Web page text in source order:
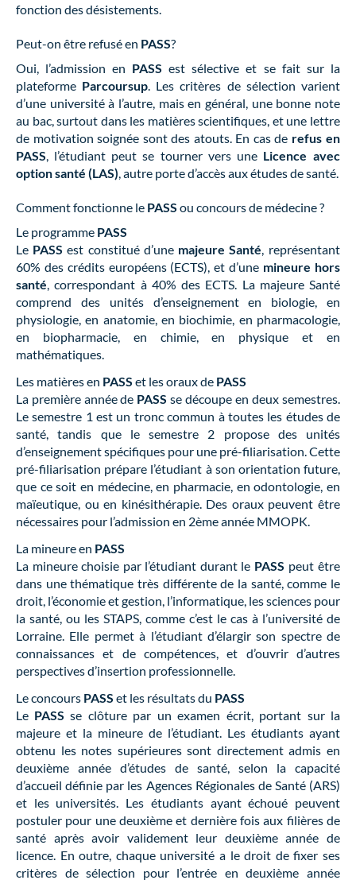
fonction des désistements.
Peut-on être refusé en PASS?
Oui, l’admission en PASS est sélective et se fait sur la
plateforme Parcoursup . Les critères de sélection varient
d’une université à l’autre, mais en général, une bonne note
au bac, surtout dans les matières scientifiques, et une lettre
de motivation soignée sont des atouts. En cas de refus en
PASS , l’étudiant peut se tourner vers une Licence avec
option santé (LAS) , autre porte d’accès aux études de santé.
Comment fonctionne le PASS ou concours de médecine ?
Le programme PASS
Le PASS est constitué d’une majeure Santé , représentant
60% des crédits européens (ECTS), et d’une mineure hors
santé , correspondant à 40% des ECTS. La majeure Santé
comprend des unités d’enseignement en biologie, en
physiologie, en anatomie, en biochimie, en pharmacologie,
en biopharmacie, en chimie, en physique et en
mathématiques.
Les matières en PASS et les oraux de PASS
La première année de PASS se découpe en deux semestres.
Le semestre 1 est un tronc commun à toutes les études de
santé, tandis que le semestre 2 propose des unités
d’enseignement spécifiques pour une pré-filiarisation. Cette
pré-filiarisation prépare l’étudiant à son orientation future,
que ce soit en médecine, en pharmacie, en odontologie, en
maïeutique, ou en kinésithérapie. Des oraux peuvent être
nécessaires pour l’admission en 2ème année MMOPK.
La mineure en PASS
La mineure choisie par l’étudiant durant le PASS peut être
dans une thématique très différente de la santé, comme le
droit, l’économie et gestion, l’informatique, les sciences pour
la santé, ou les STAPS, comme c’est le cas à l’université de
Lorraine. Elle permet à l’étudiant d’élargir son spectre de
connaissances et de compétences, et d’ouvrir d’autres
perspectives d’insertion professionnelle.
Le concours PASS et les résultats du PASS
Le PASS se clôture par un examen écrit, portant sur la
majeure et la mineure de l’étudiant. Les étudiants ayant
obtenu les notes supérieures sont directement admis en
deuxième année d’études de santé, selon la capacité
d’accueil définie par les Agences Régionales de Santé (ARS)
et les universités. Les étudiants ayant échoué peuvent
postuler pour une deuxième et dernière fois aux filières de
santé après avoir validement leur deuxième année de
licence. En outre, chaque université a le droit de fixer ses
critères de sélection pour l’entrée en deuxième année